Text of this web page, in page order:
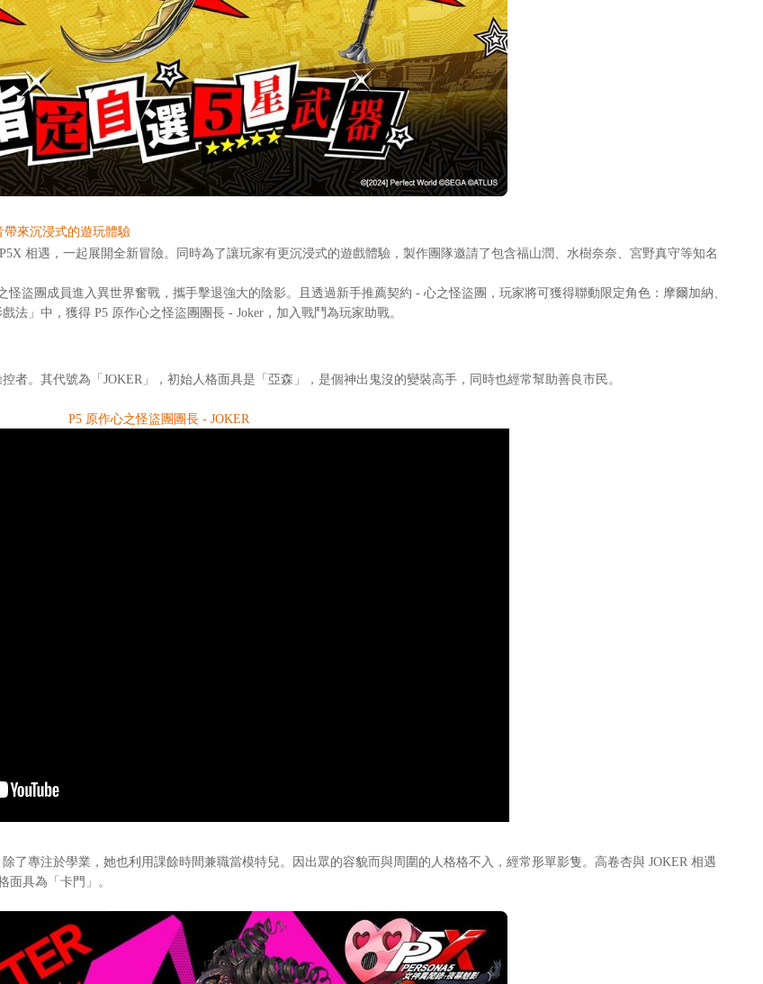
來沉浸式的遊玩體驗
相遇，一起展開全新冒險。同時為了讓玩家有更沉浸式的遊戲體驗，製作團隊邀請了包含福山潤、水樹奈奈、宮野真守等知名
團成員進入異世界奮戰，攜手擊退強大的陰影。且透過新手推薦契約 - 心之怪盜團，玩家將可獲得聯動限定角色：摩爾加納、
」中，獲得 P5 原作心之怪盜團團長 - Joker，加入戰鬥為玩家助戰。
。其代號為「JOKER」，初始人格面具是「亞森」，是個神出鬼沒的變裝高手，同時也經常幫助善良市民。
P5 原作心之怪盜團團長 - JOKER
專注於學業，她也利用課餘時間兼職當模特兒。因出眾的容貌而與周圍的人格格不入，經常形單影隻。高卷杏與 JOKER 相遇
面具為「卡門」。